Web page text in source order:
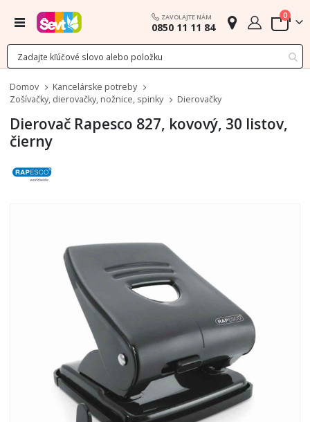
Menu ZAVOLAJTE NÁM
0850 11 11 84 Cart
0
Domov
Kancelárske potreby
Zošívačky, dierovačky, nožnice, spinky
Dierovačky
Dierovač Rapesco 827, kovový, 30 listov,
čierny